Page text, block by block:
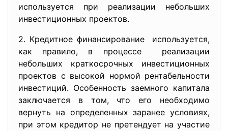
используется при реализации небольших
инвестиционных проектов.
2. Кредитное финансирование используется,
как правило, в процессе реализации
небольших краткосрочных инвестиционных
проектов с высокой нормой рентабельности
инвестиций. Особенность заемного капитала
заключается в том, что его необходимо
вернуть на определенных заранее условиях,
при этом кредитор не претендует на участие